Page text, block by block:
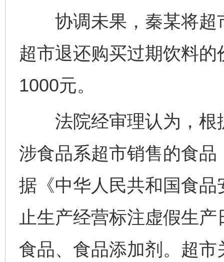
协调未果，秦某将超
超市退还购买过期饮料
1000元。
法院经审理认为，根
涉食品系超市销售的食
据《中华人民共和国食
止生产经营标注虚假生
食品、食品添加剂。超市